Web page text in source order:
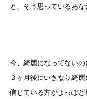
と、そう思っているあな
今、綺麗になってないの
３ヶ月後にいきなり綺
信じている方がよっぽ